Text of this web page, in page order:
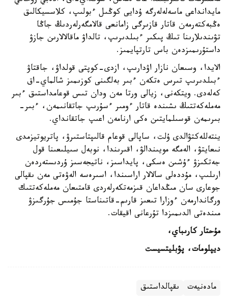
مايدانداعى ماسەلەلەرگە ۇدايى كوڭىل ءبولىپ، كلاسسيكالىق
ەڭبەكتەرمەن قاتار قازىرگى زامانعى قالامگەرلەردىڭ جاڭا
تۋىندىلارىنا تىڭ پىكىر ءبىلدىرىپ، تالداۋ ماقالالارىن جازۋ
داستۇرىمىزدەن باس تارتپايمىز.
الايدا، وسىعان نازار اۋدارىپ، ازدى-كوپتى قولداۋ، جاقتاۋ
ءبىلدىرىپ تىرس ەتكەن ءبىر بەلگىنى كوزىمىز شالماي-اق
كەلەدى. ويتكەنى، زيالى ورتا مەن ودان تىس قوعامداستىق ءبىر
مەملەكەتتىڭ ىشىندە قاتار ءومىر ءسۇرىپ جاتقانىمەن، ءبىر-
بىرىمەن قوسىلمايتىن ەكى ارنامەن اعىپ جاتقانداي.
ينتەللەكتۋالدى ۇلت، ساپالى قوعام قالىپتاستىرۋ، پاتريوتيزمدى
نىعايتۋ، الەمگە مويىندالۋ، اقىرىندا، نوبەل سىيلىعىنا قول
جەتكىزۋ ءۇشىن ەسكى، پايداسىز، ناتيجەسىز ۇردىستەردەن
ارىلىپ، مۇددەلى سالالار اراسىندا، اسىرەسە الەۋەتى مەن ىقپالى
جوعارى سان مىڭداعان قىزمەتكەرلەردى قامتىعان مەملەكەتتىك
ورگاندارمەن ءوزارا تىعىز قارىم-قاتىناستا جۇمىس جۇرگىزۋ
مىندەتى الدىمىزدا تۇرعانى اقيقات.
مۇحتار كارىباي،
ديپلومات، پۋبليتسيست
مادەنيەت ىقپالداستىق